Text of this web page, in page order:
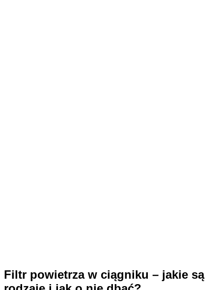
Filtr powietrza w ciągniku – jakie są